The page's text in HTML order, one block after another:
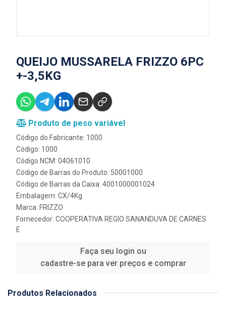
QUEIJO MUSSARELA FRIZZO 6PC
+-3,5KG
Produto de peso variável
Código do Fabricante: 1000
Código: 1000
Código NCM: 04061010
Código de Barras do Produto: 50001000
Código de Barras da Caixa: 4001000001024
Embalagem: CX/4Kg
Marca: FRIZZO
Fornecedor: COOPERATIVA REGIO SANANDUVA DE CARNES
E
Faça seu login ou
cadastre-se para ver preços e comprar
Produtos Relacionados